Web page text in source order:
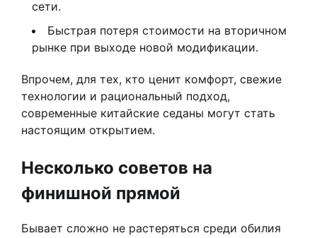
сети.
Быстрая потеря стоимости на вторичном
рынке при выходе новой модификации.
Впрочем, для тех, кто ценит комфорт, свежие
технологии и рациональный подход,
современные китайские седаны могут стать
настоящим открытием.
Несколько советов на
финишной прямой
Бывает сложно не растеряться среди обилия